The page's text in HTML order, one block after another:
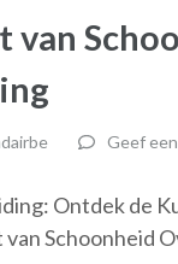
van
Geef
Ontdek de
Schoonheid